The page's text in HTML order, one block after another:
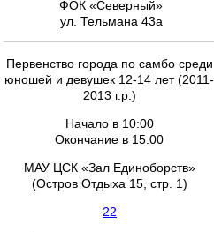
ФОК «Северный»
ул. Тельмана 43а
Первенство города по самбо среди
юношей и девушек 12-14 лет (2011-
2013 г.р.)
Начало в 10:00
Окончание в 15:00
МАУ ЦСК «Зал Единоборств»
(Остров Отдыха 15, стр. 1)
22